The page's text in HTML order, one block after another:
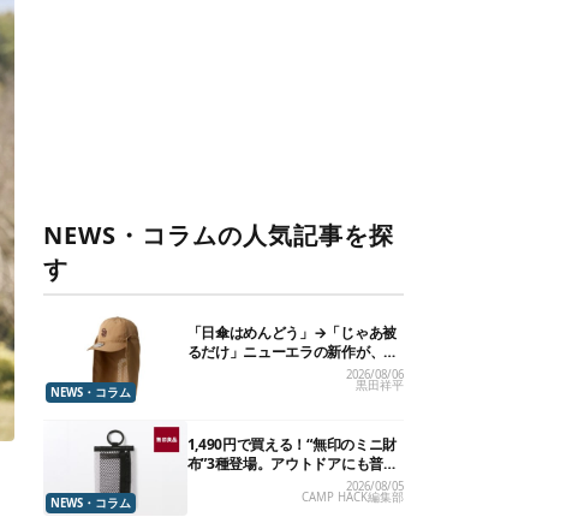
NEWS・コラムの人気記事を探
す
NEWS・コラム
「日傘はめんどう」→「じゃあ被
るだけ」ニューエラの新作が、真
2026/08/06
黒田祥平
NEWS・コラム
1,490円で買える！“無印のミニ財
布”3種登場。アウトドアにも普段
2026/08/05
CAMP HACK編集部